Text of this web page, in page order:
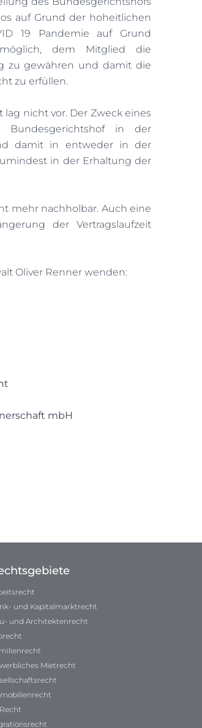
auf Grund der hoheitlichen
19 Pandemie auf Grund
dem Mitglied die
zu gewähren und damit die
zu erfüllen.
nicht vor. Der Zweck eines
Bundesgerichtshof in der
damit in entweder in der
in der Erhaltung der
mehr nachholbar. Auch eine
der Vertragslaufzeit
Oliver Renner wenden:
mbH
und Kapitalmarktrecht
und Architektenrecht
Mietrecht